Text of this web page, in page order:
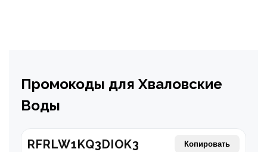
Промокоды для Хваловские
Воды
RFRLW1KQ3DIOK3 Копировать